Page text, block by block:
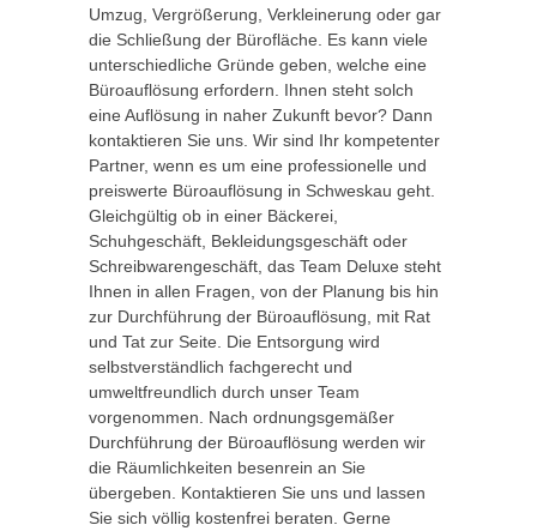
Umzug, Vergrößerung, Verkleinerung oder gar
die Schließung der Bürofläche. Es kann viele
unterschiedliche Gründe geben, welche eine
Büroauflösung erfordern. Ihnen steht solch
eine Auflösung in naher Zukunft bevor? Dann
kontaktieren Sie uns. Wir sind Ihr kompetenter
Partner, wenn es um eine professionelle und
preiswerte Büroauflösung in Schweskau geht.
Gleichgültig ob in einer Bäckerei,
Schuhgeschäft, Bekleidungsgeschäft oder
Schreibwarengeschäft, das Team Deluxe steht
Ihnen in allen Fragen, von der Planung bis hin
zur Durchführung der Büroauflösung, mit Rat
und Tat zur Seite. Die Entsorgung wird
selbstverständlich fachgerecht und
umweltfreundlich durch unser Team
vorgenommen. Nach ordnungsgemäßer
Durchführung der Büroauflösung werden wir
die Räumlichkeiten besenrein an Sie
übergeben. Kontaktieren Sie uns und lassen
Sie sich völlig kostenfrei beraten. Gerne